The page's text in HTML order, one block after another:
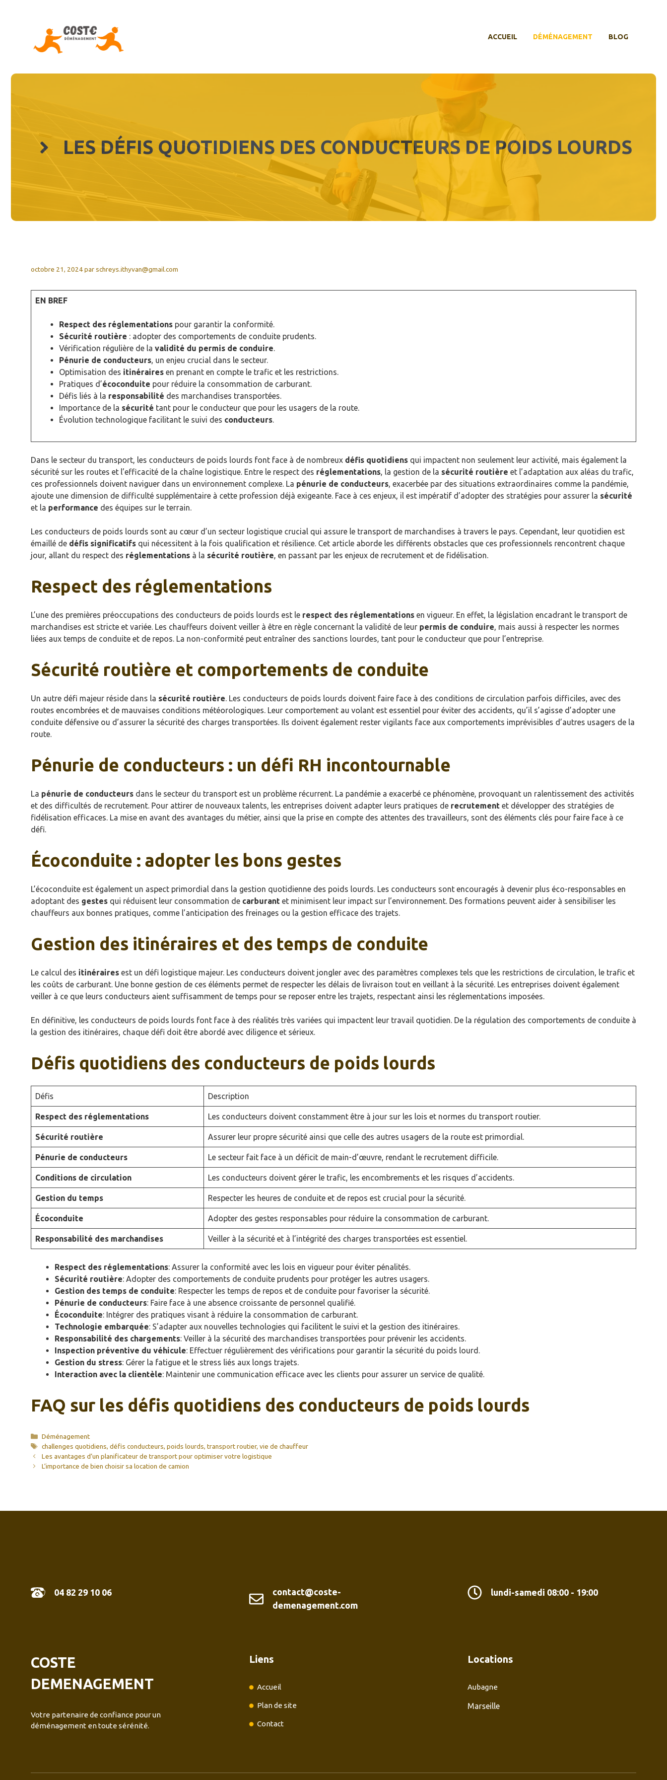
ACCUEIL DÉMÉNAGEMENT BLOG
LES DÉFIS QUOTIDIENS DES CONDUCTEURS DE POIDS LOURDS
octobre 21, 2024parschreys.ithyvan@gmail.com
EN BREF
Respect des réglementations pour garantir la conformité.
Sécurité routière : adopter des comportements de conduite prudents.
Vérification régulière de la validité du permis de conduire.
Pénurie de conducteurs, un enjeu crucial dans le secteur.
Optimisation des itinéraires en prenant en compte le trafic et les restrictions.
Pratiques d’écoconduite pour réduire la consommation de carburant.
Défis liés à la responsabilité des marchandises transportées.
Importance de la sécurité tant pour le conducteur que pour les usagers de la route.
Évolution technologique facilitant le suivi des conducteurs.
Dans le secteur du transport, les conducteurs de poids lourds font face à de nombreux défis quotidiens qui impactent non seulement leur activité, mais également la
sécurité sur les routes et l’efficacité de la chaîne logistique. Entre le respect des réglementations, la gestion de la sécurité routière et l’adaptation aux aléas du trafic,
ces professionnels doivent naviguer dans un environnement complexe. La pénurie de conducteurs, exacerbée par des situations extraordinaires comme la pandémie,
ajoute une dimension de difficulté supplémentaire à cette profession déjà exigeante. Face à ces enjeux, il est impératif d’adopter des stratégies pour assurer la sécurité
et la performance des équipes sur le terrain.
Les conducteurs de poids lourds sont au cœur d’un secteur logistique crucial qui assure le transport de marchandises à travers le pays. Cependant, leur quotidien est
émaillé de défis significatifs qui nécessitent à la fois qualification et résilience. Cet article aborde les différents obstacles que ces professionnels rencontrent chaque
jour, allant du respect des réglementations à la sécurité routière, en passant par les enjeux de recrutement et de fidélisation.
Respect des réglementations
L’une des premières préoccupations des conducteurs de poids lourds est le respect des réglementations en vigueur. En effet, la législation encadrant le transport de
marchandises est stricte et variée. Les chauffeurs doivent veiller à être en règle concernant la validité de leur permis de conduire, mais aussi à respecter les normes
liées aux temps de conduite et de repos. La non-conformité peut entraîner des sanctions lourdes, tant pour le conducteur que pour l’entreprise.
Sécurité routière et comportements de conduite
Un autre défi majeur réside dans la sécurité routière. Les conducteurs de poids lourds doivent faire face à des conditions de circulation parfois difficiles, avec des
routes encombrées et de mauvaises conditions météorologiques. Leur comportement au volant est essentiel pour éviter des accidents, qu’il s’agisse d’adopter une
conduite défensive ou d’assurer la sécurité des charges transportées. Ils doivent également rester vigilants face aux comportements imprévisibles d’autres usagers de la
route.
Pénurie de conducteurs : un défi RH incontournable
La pénurie de conducteurs dans le secteur du transport est un problème récurrent. La pandémie a exacerbé ce phénomène, provoquant un ralentissement des activités
et des difficultés de recrutement. Pour attirer de nouveaux talents, les entreprises doivent adapter leurs pratiques de recrutement et développer des stratégies de
fidélisation efficaces. La mise en avant des avantages du métier, ainsi que la prise en compte des attentes des travailleurs, sont des éléments clés pour faire face à ce
défi.
Écoconduite : adopter les bons gestes
L’écoconduite est également un aspect primordial dans la gestion quotidienne des poids lourds. Les conducteurs sont encouragés à devenir plus éco-responsables en
adoptant des gestes qui réduisent leur consommation de carburant et minimisent leur impact sur l’environnement. Des formations peuvent aider à sensibiliser les
chauffeurs aux bonnes pratiques, comme l’anticipation des freinages ou la gestion efficace des trajets.
Gestion des itinéraires et des temps de conduite
Le calcul des itinéraires est un défi logistique majeur. Les conducteurs doivent jongler avec des paramètres complexes tels que les restrictions de circulation, le trafic et
les coûts de carburant. Une bonne gestion de ces éléments permet de respecter les délais de livraison tout en veillant à la sécurité. Les entreprises doivent également
veiller à ce que leurs conducteurs aient suffisamment de temps pour se reposer entre les trajets, respectant ainsi les réglementations imposées.
En définitive, les conducteurs de poids lourds font face à des réalités très variées qui impactent leur travail quotidien. De la régulation des comportements de conduite à
la gestion des itinéraires, chaque défi doit être abordé avec diligence et sérieux.
Défis quotidiens des conducteurs de poids lourds
Défis Description
Respect des réglementations Les conducteurs doivent constamment être à jour sur les lois et normes du transport routier.
Sécurité routière Assurer leur propre sécurité ainsi que celle des autres usagers de la route est primordial.
Pénurie de conducteurs Le secteur fait face à un déficit de main-d’œuvre, rendant le recrutement difficile.
Conditions de circulation Les conducteurs doivent gérer le trafic, les encombrements et les risques d’accidents.
Gestion du temps Respecter les heures de conduite et de repos est crucial pour la sécurité.
Écoconduite Adopter des gestes responsables pour réduire la consommation de carburant.
Responsabilité des marchandises Veiller à la sécurité et à l’intégrité des charges transportées est essentiel.
Respect des réglementations: Assurer la conformité avec les lois en vigueur pour éviter pénalités.
Sécurité routière: Adopter des comportements de conduite prudents pour protéger les autres usagers.
Gestion des temps de conduite: Respecter les temps de repos et de conduite pour favoriser la sécurité.
Pénurie de conducteurs: Faire face à une absence croissante de personnel qualifié.
Écoconduite: Intégrer des pratiques visant à réduire la consommation de carburant.
Technologie embarquée: S’adapter aux nouvelles technologies qui facilitent le suivi et la gestion des itinéraires.
Responsabilité des chargements: Veiller à la sécurité des marchandises transportées pour prévenir les accidents.
Inspection préventive du véhicule: Effectuer régulièrement des vérifications pour garantir la sécurité du poids lourd.
Gestion du stress: Gérer la fatigue et le stress liés aux longs trajets.
Interaction avec la clientèle: Maintenir une communication efficace avec les clients pour assurer un service de qualité.
FAQ sur les défis quotidiens des conducteurs de poids lourds
Catégories
Déménagement
Étiquettes
challenges quotidiens, défis conducteurs, poids lourds, transport routier, vie de chauffeur
Les avantages d’un planificateur de transport pour optimiser votre logistique
L’importance de bien choisir sa location de camion
04 82 29 10 06
contact@coste-
demenagement.com
lundi-samedi 08:00 - 19:00
COSTE
DEMENAGEMENT
Votre partenaire de confiance pour un
déménagement en toute sérénité.
Liens
Accueil
Plan de site
Contact
Locations
Aubagne
Marseille